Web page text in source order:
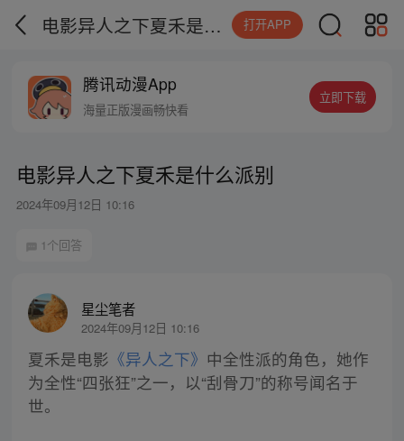
电影异人之下夏禾是什么派别 打开APP
腾讯动漫App
海量正版漫画畅快看
立即下载
电影异人之下夏禾是什么派别
2024年09月12日 10:16
1个回答
星尘笔者
2024年09月12日 10:16
夏禾是电影 《异人之下》 中全性派的角色，她作
为全性“四张狂”之一，以“刮骨刀”的称号闻名于
世。